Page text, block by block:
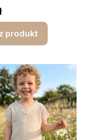
z tyłu
produkt